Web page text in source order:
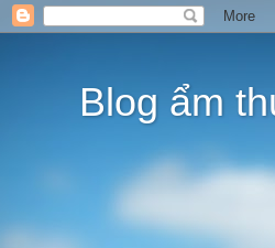
Blog ẩm